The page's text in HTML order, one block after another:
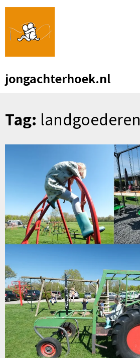
Skip
content
jongachterhoek.nl
Tag: landgoederen